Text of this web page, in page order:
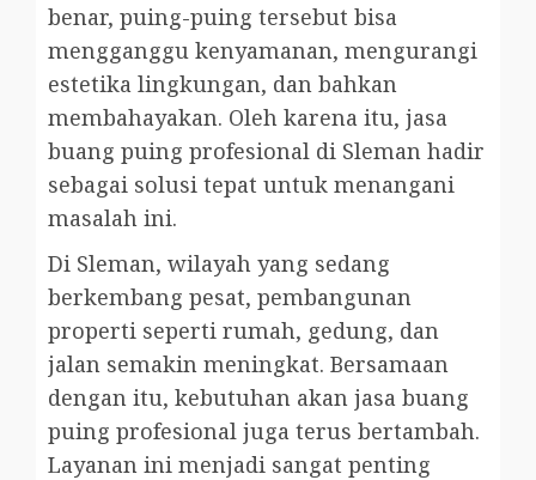
benar, puing-puing tersebut bisa
mengganggu kenyamanan, mengurangi
estetika lingkungan, dan bahkan
membahayakan. Oleh karena itu, jasa
buang puing profesional di Sleman hadir
sebagai solusi tepat untuk menangani
masalah ini.
Di Sleman, wilayah yang sedang
berkembang pesat, pembangunan
properti seperti rumah, gedung, dan
jalan semakin meningkat. Bersamaan
dengan itu, kebutuhan akan jasa buang
puing profesional juga terus bertambah.
Layanan ini menjadi sangat penting